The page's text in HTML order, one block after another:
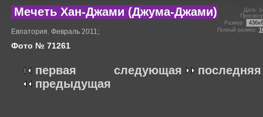
Мечеть Хан-Джами (Джума-Джами)
Евпатория. Февраль 2011;
Фото № 71261
Дата:
Размер:
Полный размер:
следующая последняя
первая
предыдущая